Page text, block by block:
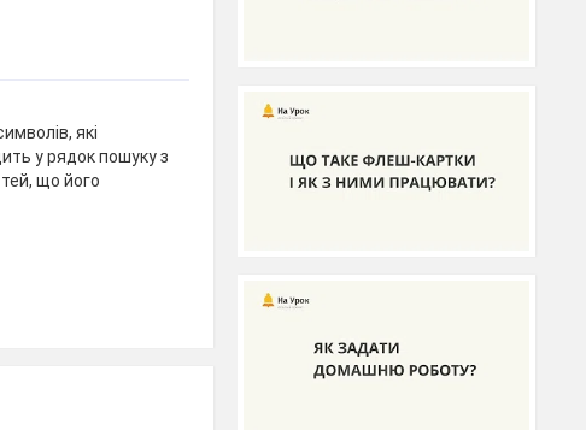
які
у рядок пошуку з
що його